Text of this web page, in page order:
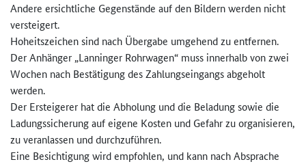
Andere ersichtliche Gegenstände auf den Bildern werden nicht
versteigert.
Hoheitszeichen sind nach Übergabe umgehend zu entfernen.
Der Anhänger „Lanninger Rohrwagen“ muss innerhalb von zwei
Wochen nach Bestätigung des Zahlungseingangs abgeholt
werden.
Der Ersteigerer hat die Abholung und die Beladung sowie die
Ladungssicherung auf eigene Kosten und Gefahr zu organisieren,
zu veranlassen und durchzuführen.
Eine Besichtigung wird empfohlen, und kann nach Absprache